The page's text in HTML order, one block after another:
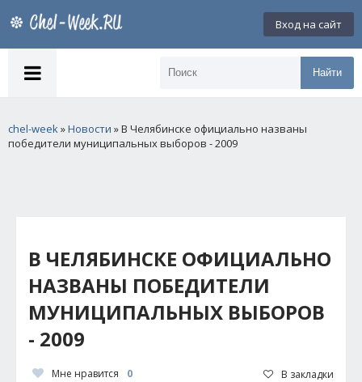
Вход на сайт
Найти
chel-week»Новости » В Челябинске официально названы
победители муниципальных выборов - 2009
В ЧЕЛЯБИНСКЕ ОФИЦИАЛЬНО
НАЗВАНЫ ПОБЕДИТЕЛИ
МУНИЦИПАЛЬНЫХ ВЫБОРОВ
- 2009
Мне нравится 0 В закладки